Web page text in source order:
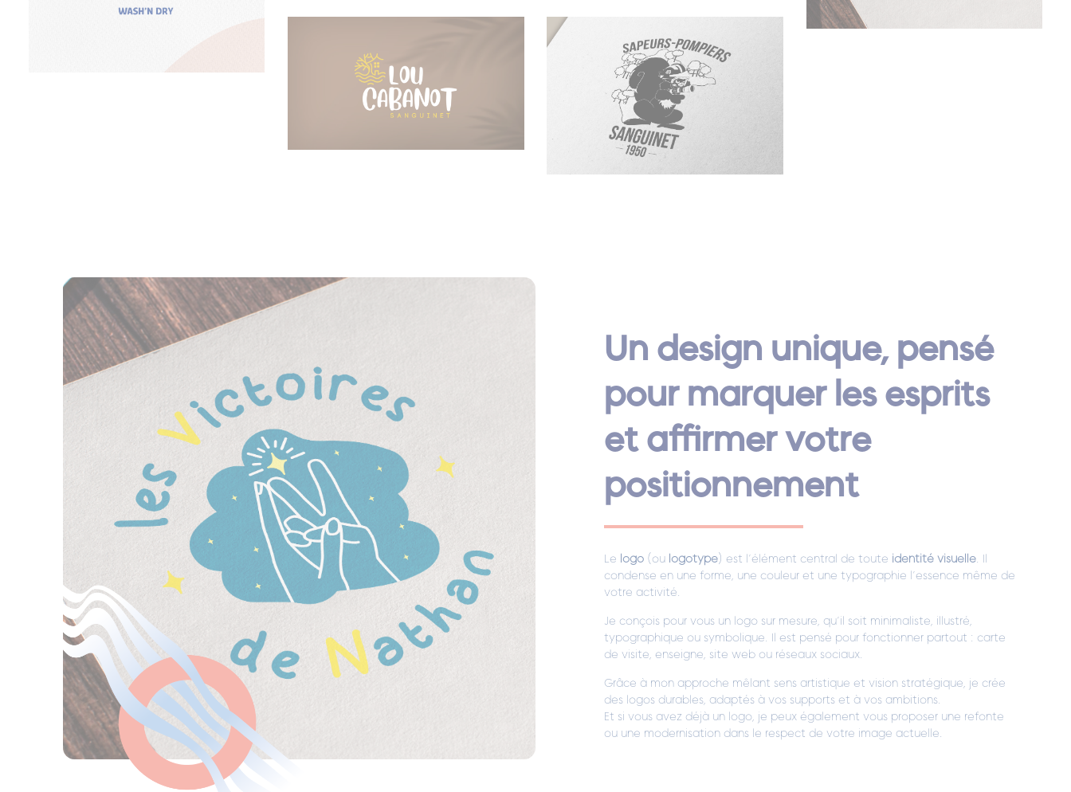
Un design unique, pensé
pour marquer les esprits
et affirmer votre
positionnement
Le logo (ou logotype) est l’élément central de toute identité visuelle. Il
condense en une forme, une couleur et une typographie l’essence même de
votre activité.
Je conçois pour vous un logo sur mesure, qu’il soit minimaliste, illustré,
typographique ou symbolique. Il est pensé pour fonctionner partout : carte
de visite, enseigne, site web ou réseaux sociaux.
Grâce à mon approche mêlant sens artistique et vision stratégique, je crée
des logos durables, adaptés à vos supports et à vos ambitions.
Et si vous avez déjà un logo, je peux également vous proposer une refonte
ou une modernisation dans le respect de votre image actuelle.